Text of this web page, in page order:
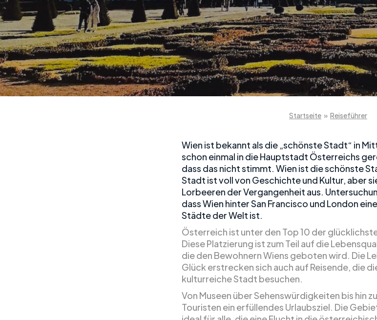
Startseite » Reiseführer
Wien ist bekannt als die „schönste Stadt“ in
schon einmal in die Hauptstadt Österreichs
dass das nicht stimmt. Wien ist die schönste
Stadt ist voll von Geschichte und Kultur, aber
Lorbeeren der Vergangenheit aus.
dass Wien hinter San Francisco und London
Städte der Welt ist.
Österreich ist unter den Top 10 der
Diese Platzierung ist zum Teil auf die
die den Bewohnern Wiens geboten wird. Die
Glück erstrecken sich auch auf Reisende, die
kulturreiche Stadt besuchen.
Von Museen über Sehenswürdigkeiten bis hin
Touristen ein erfüllendes Urlaubsziel. Die